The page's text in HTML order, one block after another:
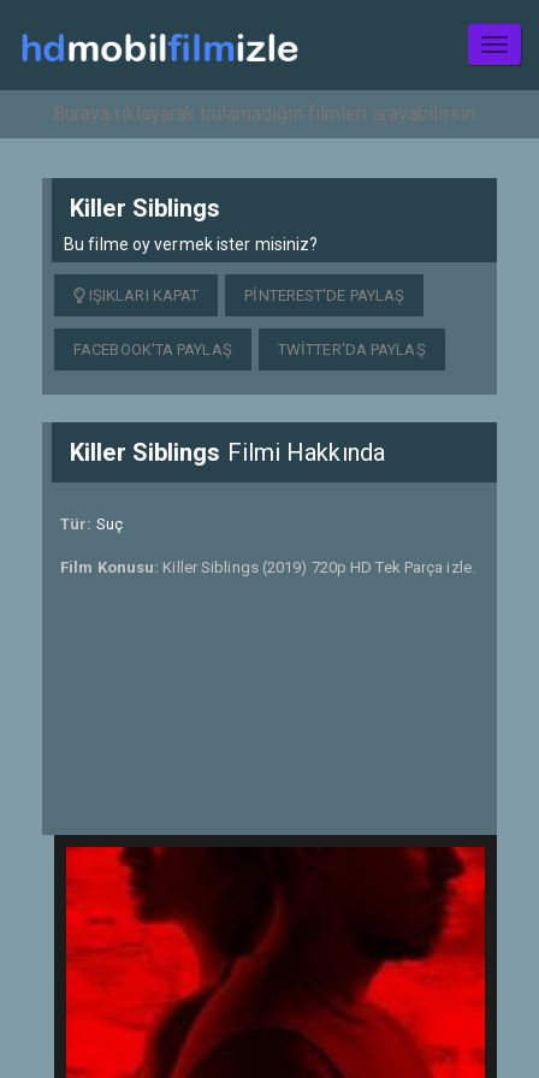
Killer Siblings
Bu filme oy vermek ister misiniz?
IŞIKLARI KAPAT PINTEREST'DE PAYLAŞ
FACEBOOK'TA PAYLAŞ TWITTER'DA PAYLAŞ
Killer Siblings Filmi Hakkında
Tür: Suç
Film Konusu: Killer Siblings (2019) 720p HD Tek Parça izle.